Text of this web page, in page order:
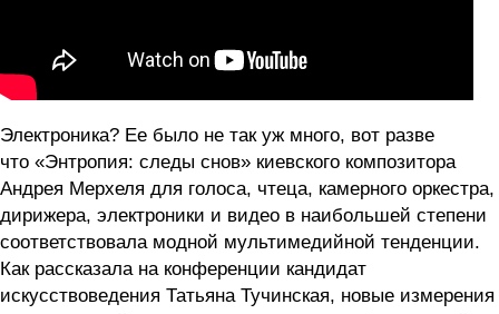
Электроника? Ее было не так уж много, вот разве
что «Энтропия: следы снов» киевского композитора
Андрея Мерхеля для голоса, чтеца, камерного оркестра,
дирижера, электроники и видео в наибольшей степени
соответствовала модной мультимедийной тенденции.
Как рассказала на конференции кандидат
искусствоведения Татьяна Тучинская, новые измерения